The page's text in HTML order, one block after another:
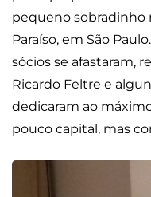
pequeno sobradinho
Paraíso, em São
sócios se afastaram,
Ricardo Feltre e
dedicaram ao
pouco capital, mas